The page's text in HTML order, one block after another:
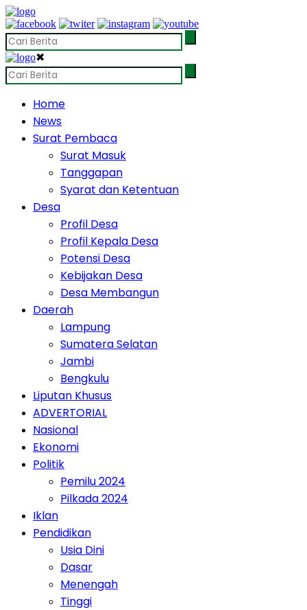
✖
Home
News
Surat Pembaca
Surat Masuk
Tanggapan
Syarat dan Ketentuan
Desa
Profil Desa
Profil Kepala Desa
Potensi Desa
Kebijakan Desa
Desa Membangun
Daerah
Lampung
Sumatera Selatan
Jambi
Bengkulu
Liputan Khusus
ADVERTORIAL
Nasional
Ekonomi
Politik
Pemilu 2024
Pilkada 2024
Iklan
Pendidikan
Usia Dini
Dasar
Menengah
Tinggi